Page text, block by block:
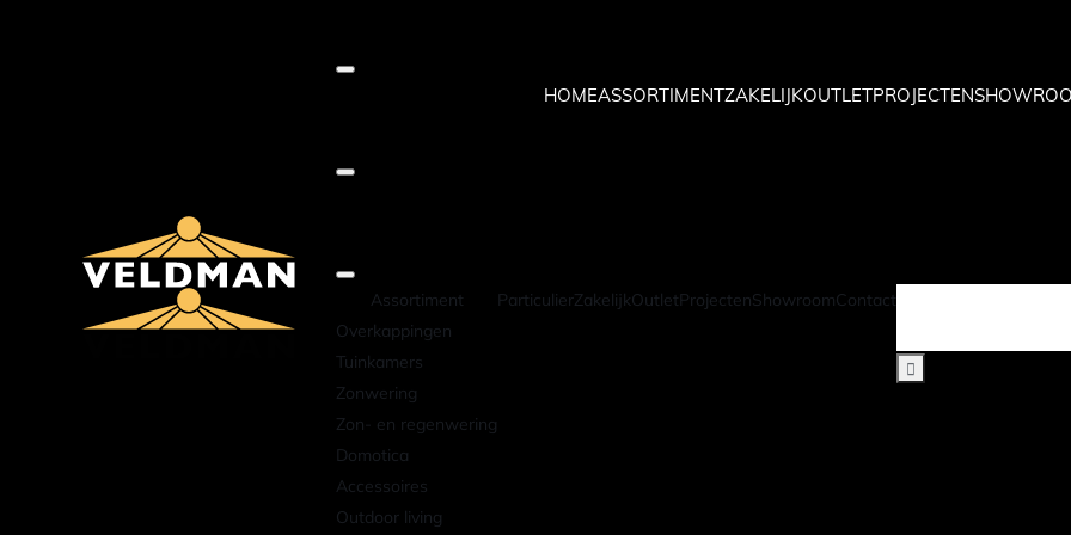
HOMEASSORTIMENTZAKELIJKOUTLETPROJECTEN
Assortiment
Overkappingen
Tuinkamers
Zonwering
Zon- en regenwering
Domotica
Accessoires
Outdoor living
ParticulierZakelijkOutletProjectenShowroomContact